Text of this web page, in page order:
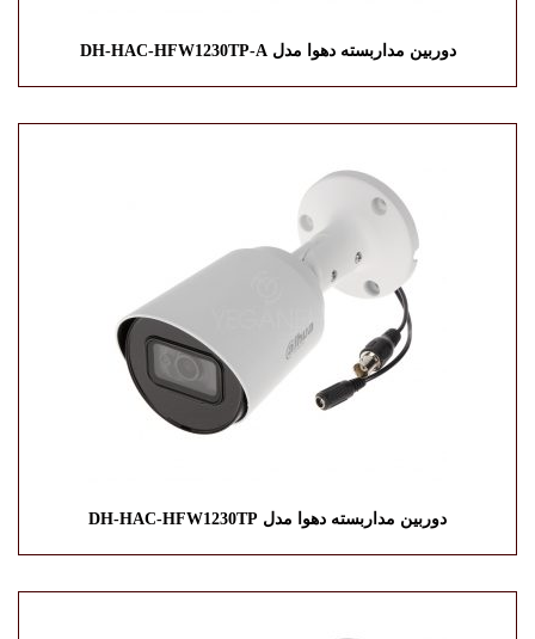
دوربین مداربسته دهوا مدل DH-HAC-HFW1230TP-A
دوربین مداربسته دهوا مدل DH-HAC-HFW1230TP